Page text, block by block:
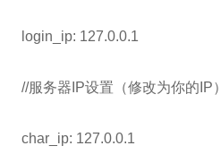
login_ip: 127.0.0.1
//服务器IP设置（修改为你的IP）
char_ip: 127.0.0.1